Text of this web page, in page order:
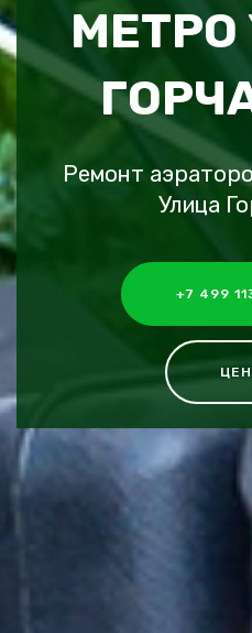
Ремонт
Улица
+7 499